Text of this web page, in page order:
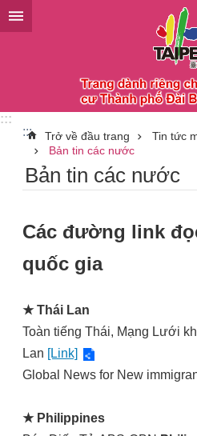
Chuyển đến khối nội dung chính
:::
:::
Trở về đầu trang
Tin tức
Bản tin các nước
Bản tin các nước
Các đường link
quốc gia
★ Thái Lan
Toàn tiếng Thái, Mạng Lưới
Lan [Link]
Global News for New
★ Philippines